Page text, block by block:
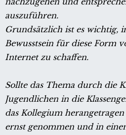
auszuführen.
Grundsätzlich ist es wichtig,
Bewusstsein für diese Form
Internet zu schaffen.
Sollte das Thema durch die
Jugendlichen in die
das Kollegium
ernst genommen und in